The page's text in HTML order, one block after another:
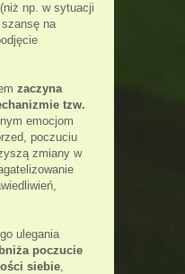
np. w sytuacji
na
zaczyna
tzw.
emocjom
poczuciu
zmiany w
ulegania
poczucie
siebie,